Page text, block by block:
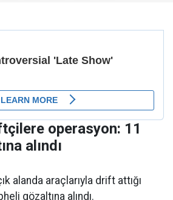
operasyon: 11
alındı
alanda araçlarıyla drift attığı
gözaltına alındı.